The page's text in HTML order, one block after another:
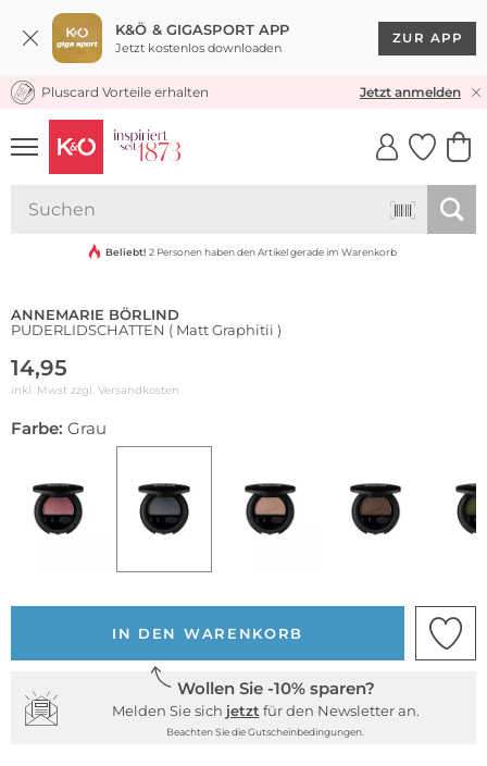
K&Ö & GIGASPORT APP
Jetzt kostenlos downloaden
ZUR APP
KOSTENLOSER VERSAND* & RÜCKVERSAND
Pluscard Vorteile erhalten Jetzt anmelden
UNSERE APP
CLICK &
Nachhaltig
Beliebt! 2 Personen haben den Artikel gerade im Warenkorb
ANNEMARIE BÖRLIND
PUDERLIDSCHATTEN ( Matt Graphitii )
14,95
inkl. Mwst zzgl. Versandkosten
Farbe: Grau
IN DEN WARENKORB
Wollen Sie -10% sparen?
Melden Sie sich jetzt für den Newsletter an.
Beachten Sie die Gutscheinbedingungen.